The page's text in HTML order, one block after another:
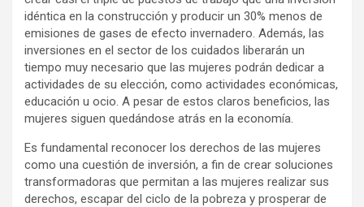
idéntica en la construcción y producir un 30% menos de
emisiones de gases de efecto invernadero. Además, las
inversiones en el sector de los cuidados liberarán un
tiempo muy necesario que las mujeres podrán dedicar a
actividades de su elección, como actividades económicas,
educación u ocio. A pesar de estos claros beneficios, las
mujeres siguen quedándose atrás en la economía.
Es fundamental reconocer los derechos de las mujeres
como una cuestión de inversión, a fin de crear soluciones
transformadoras que permitan a las mujeres realizar sus
derechos, escapar del ciclo de la pobreza y prosperar de